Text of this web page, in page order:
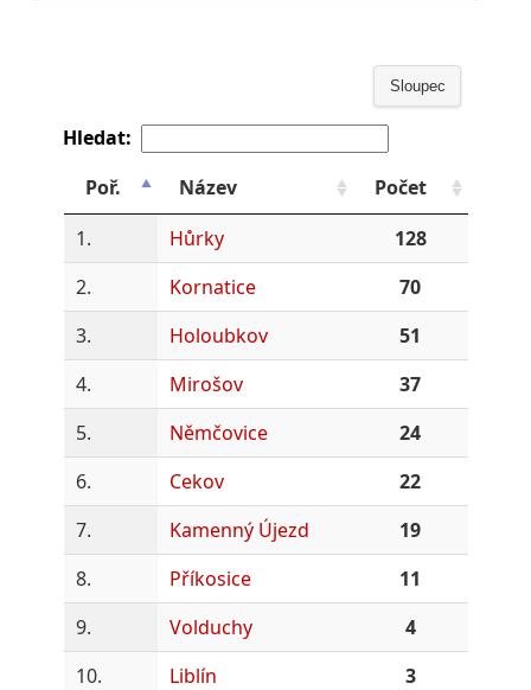
Sloupec
Hledat:
Poř.
Název
Počet
1.
Hůrky
128
2.
Kornatice
70
3.
Holoubkov
51
4.
Mirošov
37
5.
Němčovice
24
6.
Cekov
22
7.
Kamenný Újezd
19
8.
Příkosice
11
9.
Volduchy
4
10.
Liblín
3